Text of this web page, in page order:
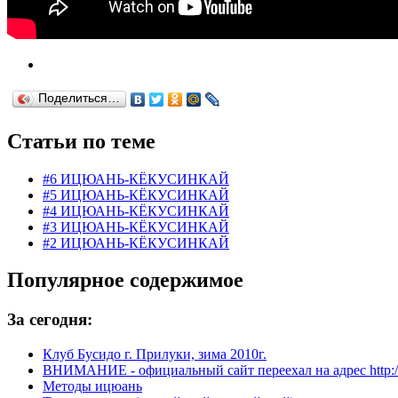
Поделиться…
Статьи по теме
#6 ИЦЮАНЬ-КЁКУСИНКАЙ
#5 ИЦЮАНЬ-КЁКУСИНКАЙ
#4 ИЦЮАНЬ-КЁКУСИНКАЙ
#3 ИЦЮАНЬ-КЁКУСИНКАЙ
#2 ИЦЮАНЬ-КЁКУСИНКАЙ
Популярное содержимое
За сегодня:
Клуб Бусидо г. Прилуки, зима 2010г.
ВНИМАНИЕ - официальный сайт переехал на адрес
Методы ицюань